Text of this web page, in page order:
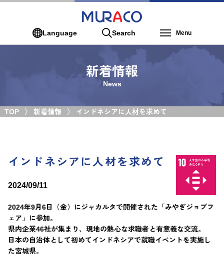
Language Search Menu
新着情報
News
TOP 新着情報 インドネシアに人材を求めて
インドネシアに人材を求めて
2024/09/11
2024年9月6日（金）にジャカルタで開催された「みやぎジョブフ
ェア」に参加。
県内企業46社が集まり、現地の熱心な求職者と有意義な交流。
日本の自治体として初めてインドネシアで就職イベントを実施し
た宮城県。